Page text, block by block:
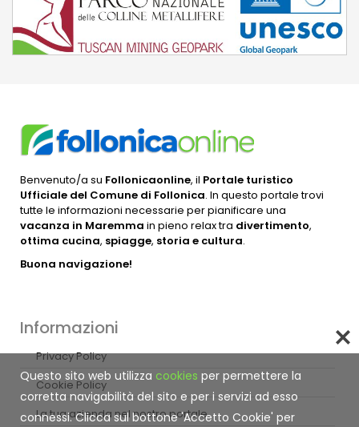
Benvenuto/a su Follonicaonline, il Portale turistico
Ufficiale del Comune di Follonica. In questo portale trovi
tutte le informazioni necessarie per pianificare una
vacanza in Maremma in pieno relax tra divertimento,
ottima cucina, spiagge, storia e cultura.
Buona navigazione!
Informazioni
Privacy Policy
Cookie Policy
La tua azienda nel nostro portale
Questo sito web utilizza cookies per permettere la
corretta navigabilità del sito e per i servizi ad esso
connessi. Clicca sul bottone 'Accetto Cookie' per